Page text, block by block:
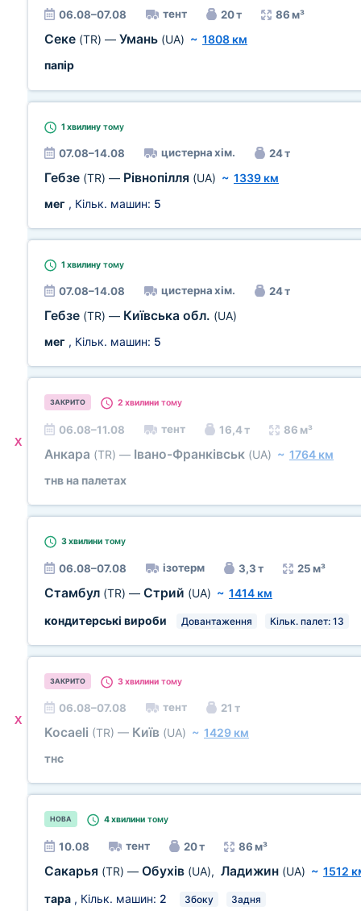
06.08–07.08 тент 20 т 86 м³
Секе (TR) — Умань (UA) ~ 1808 км
папір
1 хвилину тому
07.08–14.08 цистерна хім. 24 т
Гебзе (TR) — Рівнопілля (UA) ~ 1339 км
мег , Кільк. машин: 5
1 хвилину тому
07.08–14.08 цистерна хім. 24 т
Гебзе (TR) — Київська обл. (UA)
мег , Кільк. машин: 5
X
ЗАКРИТО 2 хвилини тому
06.08–11.08 тент 16,4 т 86 м³
Анкара (TR) — Івано-Франківськ (UA) ~ 1764 км
тнв на палетах
3 хвилини тому
06.08–07.08 ізотерм 3,3 т 25 м³
Стамбул (TR) — Стрий (UA) ~ 1414 км
кондитерські вироби
Довантаження Кільк. палет: 13
X
ЗАКРИТО 3 хвилини тому
06.08–07.08 тент 21 т
Kocaeli (TR) — Київ (UA) ~ 1429 км
тнс
НОВА 4 хвилини тому
10.08 тент 20 т 86 м³
Сакарья (TR) — Обухів (UA), Ладижин (UA) ~ 1512
тара , Кільк. машин: 2 Збоку Задня